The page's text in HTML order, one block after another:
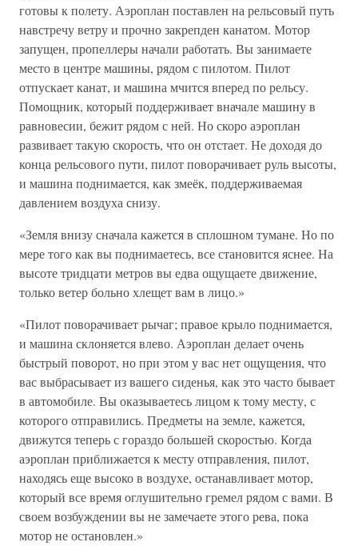
готовы к полету. Аэроплан поставлен на рельсовый путь
навстречу ветру и прочно закрепден канатом. Мотор
запущен, пропеллеры начали работать. Вы занимаете
место в центре машины, рядом с пилотом. Пилот
отпускает канат, и машина мчится вперед по рельсу.
Помощник, который поддерживает вначале машину в
равновесии, бежит рядом с ней. Но скоро аэроплан
развивает такую скорость, что он отстает. Не доходя до
конца рельсового пути, пилот поворачивает руль высоты,
и машина поднимается, как змеёк, поддерживаемая
давлением воздуха снизу.
«Земля внизу сначала кажется в сплошном тумане. Но по
мере того как вы поднимаетесь, все становится яснее. На
высоте тридцати метров вы едва ощущаете движение,
только ветер больно хлещет вам в лицо.»
«Пилот поворачивает рычаг; правое крыло поднимается,
и машина склоняется влево. Аэроплан делает очень
быстрый поворот, но при этом у вас нет ощущения, что
вас выбрасывает из вашего сиденья, как это часто бывает
в автомобиле. Вы оказываетесь лицом к тому месту, с
которого отправились. Предметы на земле, кажется,
движутся теперь с гораздо большей скоростью. Когда
аэроплан приближается к месту отправления, пилот,
находясь еще высоко в воздухе, останавливает мотор,
который все время оглушительно гремел рядом с вами. В
своем возбуждении вы не замечаете этого рева, пока
мотор не остановлен.»